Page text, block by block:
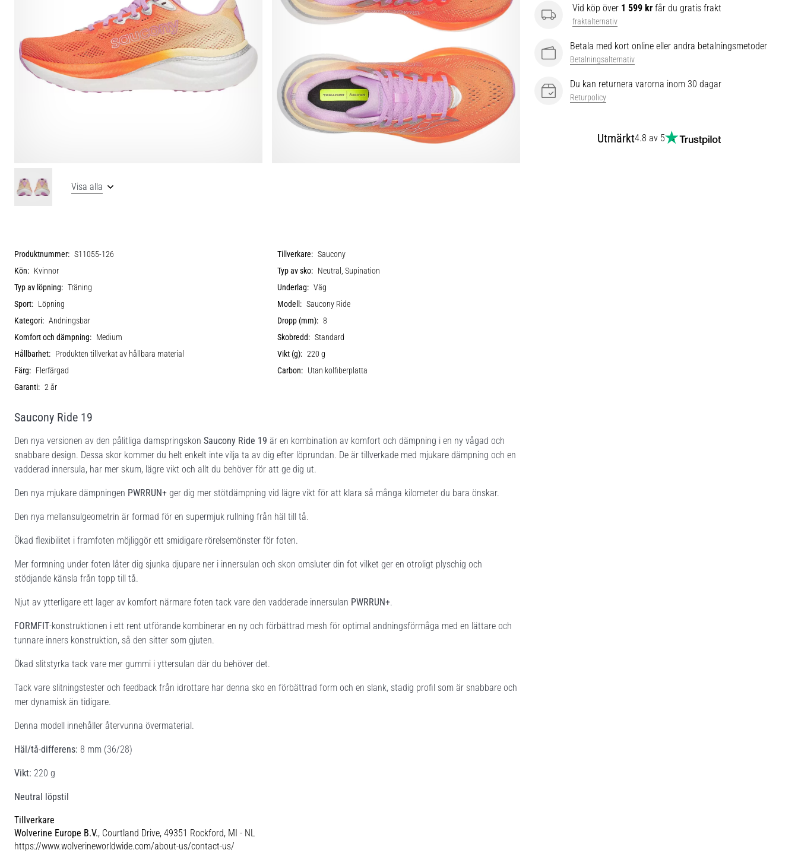
Vid köp över 1 599 kr får du gratis frakt
fraktalternativ
Betala med kort online eller andra betalningsmetoder
Betalningsalternativ
Du kan returnera varorna inom 30 dagar
Returpolicy
Utmärkt4.8 av 5
Visa alla
Produktnummer: S11055-126 Tillverkare: Saucony
Kön: Kvinnor Typ av sko: Neutral, Supination
Typ av löpning: Träning Underlag: Väg
Sport: Löpning Modell: Saucony Ride
Kategori: Andningsbar Dropp (mm): 8
Komfort och dämpning: Medium Skobredd: Standard
Hållbarhet: Produkten tillverkat av hållbara material Vikt (g): 220 g
Färg: Flerfärgad Carbon: Utan kolfiberplatta
Garanti: 2 år
Saucony Ride 19
Den nya versionen av den pålitliga damspringskon Saucony Ride 19 är en kombination av komfort och dämpning i en ny vågad och
snabbare design. Dessa skor kommer du helt enkelt inte vilja ta av dig efter löprundan. De är tillverkade med mjukare dämpning och en
vadderad innersula, har mer skum, lägre vikt och allt du behöver för att ge dig ut.
Den nya mjukare dämpningen PWRRUN+ ger dig mer stötdämpning vid lägre vikt för att klara så många kilometer du bara önskar.
Den nya mellansulgeometrin är formad för en supermjuk rullning från häl till tå.
Ökad flexibilitet i framfoten möjliggör ett smidigare rörelsemönster för foten.
Mer formning under foten låter dig sjunka djupare ner i innersulan och skon omsluter din fot vilket ger en otroligt plyschig och
stödjande känsla från topp till tå.
Njut av ytterligare ett lager av komfort närmare foten tack vare den vadderade innersulan PWRRUN+.
FORMFIT-konstruktionen i ett rent utförande kombinerar en ny och förbättrad mesh för optimal andningsförmåga med en lättare och
tunnare inners konstruktion, så den sitter som gjuten.
Ökad slitstyrka tack vare mer gummi i yttersulan där du behöver det.
Tack vare slitningstester och feedback från idrottare har denna sko en förbättrad form och en slank, stadig profil som är snabbare och
mer dynamisk än tidigare.
Denna modell innehåller återvunna övermaterial.
Häl/tå-differens: 8 mm (36/28)
Vikt: 220 g
Neutral löpstil
Tillverkare
Wolverine Europe B.V., Courtland Drive, 49351 Rockford, MI - NL
https://www.wolverineworldwide.com/about-us/contact-us/